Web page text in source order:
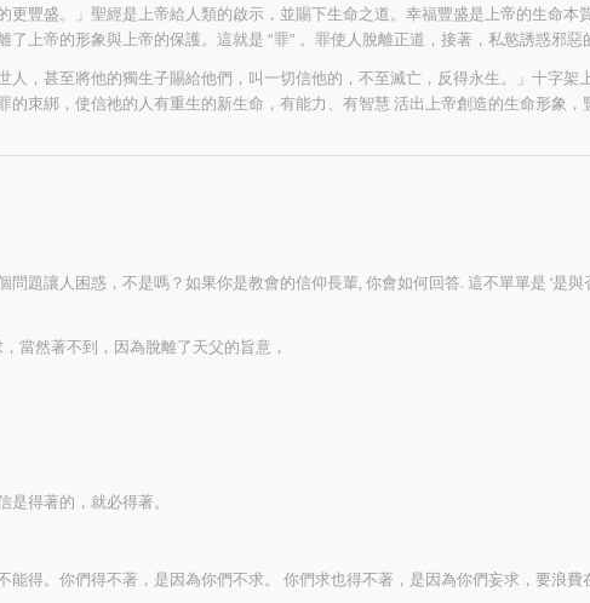
豐盛。」聖經是上帝給人類的啟示，並賜下生命之道。幸福豐盛是上帝的生命本
上帝的形象與上帝的保護。這就是 “罪” 。罪使人脫離正道，接著，私慾誘惑邪惡
，甚至將他的獨生子賜給他們，叫一切信他的，不至滅亡，反得永生。」十字
朿綁，使信祂的人有重生的新生命，有能力、有智慧 活出上帝創造的生命形象，
題讓人困惑，不是嗎？如果你是教會的信仰長輩, 你會如何回答. 這不單單是 ‘是
當然著不到，因為脫離了天父的旨意，
得著的，就必得著。
得。你們得不著，是因為你們不求。 你們求也得不著，是因為你們妄求，要浪費